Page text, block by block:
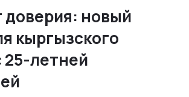
доверия: новый
кыргызского
25-летней